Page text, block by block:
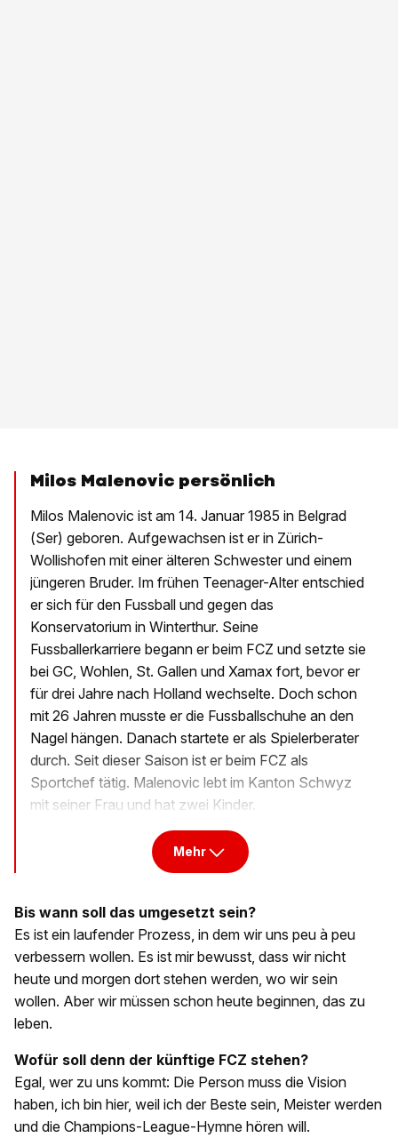
Milos Malenovic persönlich
Milos Malenovic ist am 14. Januar 1985 in Belgrad
(Ser) geboren. Aufgewachsen ist er in Zürich-
Wollishofen mit einer älteren Schwester und einem
jüngeren Bruder. Im frühen Teenager-Alter entschied
er sich für den Fussball und gegen das
Konservatorium in Winterthur. Seine
Fussballerkarriere begann er beim FCZ und setzte sie
bei GC, Wohlen, St. Gallen und Xamax fort, bevor er
für drei Jahre nach Holland wechselte. Doch schon
mit 26 Jahren musste er die Fussballschuhe an den
Nagel hängen. Danach startete er als Spielerberater
durch. Seit dieser Saison ist er beim FCZ als
Sportchef tätig. Malenovic lebt im Kanton Schwyz
mit seiner Frau und hat zwei Kinder.
Mehr
Bis wann soll das umgesetzt sein?
Es ist ein laufender Prozess, in dem wir uns peu à peu
verbessern wollen. Es ist mir bewusst, dass wir nicht
heute und morgen dort stehen werden, wo wir sein
wollen. Aber wir müssen schon heute beginnen, das zu
leben.
Wofür soll denn der künftige FCZ stehen?
Egal, wer zu uns kommt: Die Person muss die Vision
haben, ich bin hier, weil ich der Beste sein, Meister werden
und die Champions-League-Hymne hören will.